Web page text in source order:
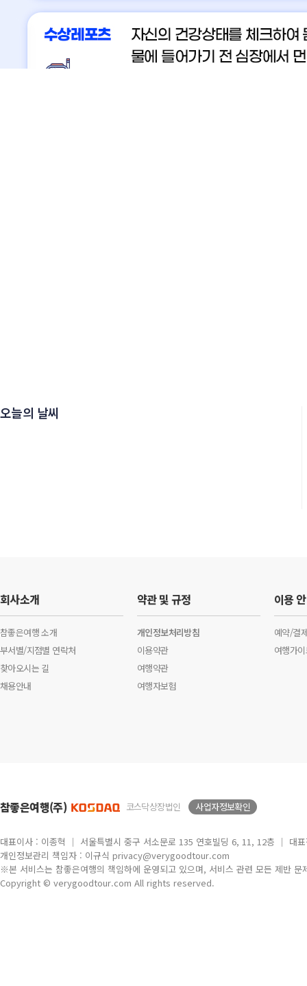
오늘의 날씨
회사소개
참좋은여행 소개
부서별/지점별 연락처
찾아오시는 길
채용안내
약관 및 규정
개인정보처리방침
이용약관
여행약관
여행자보험
이용
예약/결
여행가
참좋은여행(주) 코스닥상장법인 사업자정보확인
대표이사 : 이종혁 │ 서울특별시 중구 서소문로 135 연호빌딩 6, 11, 12층 │
개인정보관리 책임자 : 이규식 privacy@verygoodtour.com
※본 서비스는 참좋은여행의 책임하에 운영되고 있으며, 서비스 관련 모든 제반
Copyright © verygoodtour.com All rights reserved.